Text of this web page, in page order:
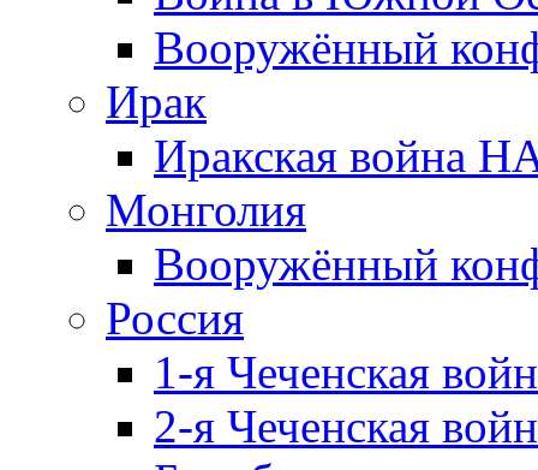
Вооружённый
Ирак
Иракская война
Монголия
Вооружённый
Россия
1-я Чеченская
2-я Чеченская